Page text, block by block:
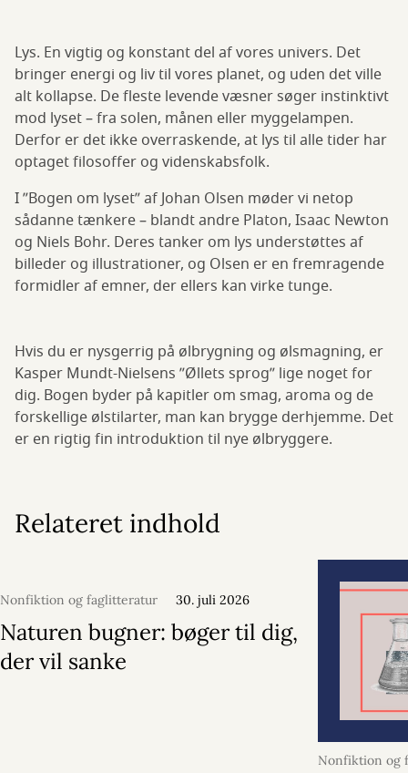
Lys. En vigtig og konstant del af vores univers. Det
bringer energi og liv til vores planet, og uden det ville
alt kollapse. De fleste levende væsner søger instinktivt
mod lyset – fra solen, månen eller myggelampen.
Derfor er det ikke overraskende, at lys til alle tider har
optaget filosoffer og videnskabsfolk.
I ”Bogen om lyset” af Johan Olsen møder vi netop
sådanne tænkere – blandt andre Platon, Isaac Newton
og Niels Bohr. Deres tanker om lys understøttes af
billeder og illustrationer, og Olsen er en fremragende
formidler af emner, der ellers kan virke tunge.
Hvis du er nysgerrig på ølbrygning og ølsmagning, er
Kasper Mundt-Nielsens ”Øllets sprog” lige noget for
dig. Bogen byder på kapitler om smag, aroma og de
forskellige ølstilarter, man kan brygge derhjemme. Det
er en rigtig fin introduktion til nye ølbryggere.
Relateret indhold
Nonfiktion og faglitteratur 30. juli 2026
Naturen bugner: bøger til dig,
der vil sanke
Nonfiktion og